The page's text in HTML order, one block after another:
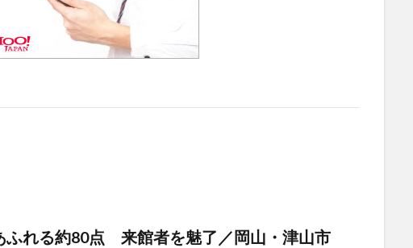
れる約80点 来館者を魅了／岡山・津山市